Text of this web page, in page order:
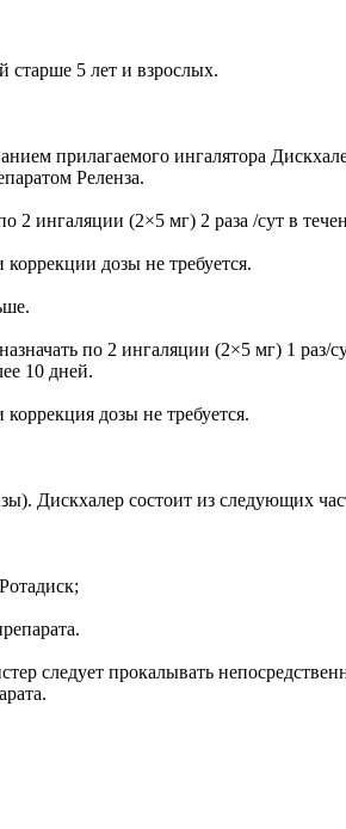
5 лет и взрослых.
прилагаемого ингалятора
Реленза.
ингаляции (2×5 мг) 2 раза /сут в
дозы не требуется.
по 2 ингаляции (2×5 мг) 1 раз/
10 дней.
дозы не требуется.
Дискхалер состоит из следующих
следует прокалывать